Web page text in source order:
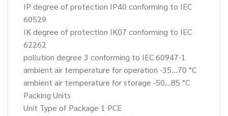
IP degree of protection IP40 conforming to IEC
60529
IK degree of protection IK07 conforming to IEC
62262
pollution degree 3 conforming to IEC 60947-1
ambient air temperature for operation -35…70 °C
ambient air temperature for storage -50…85 °C
Packing Units
Unit Type of Package 1 PCE